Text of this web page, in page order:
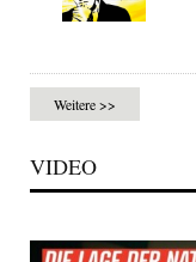
Weitere >>
VIDEO